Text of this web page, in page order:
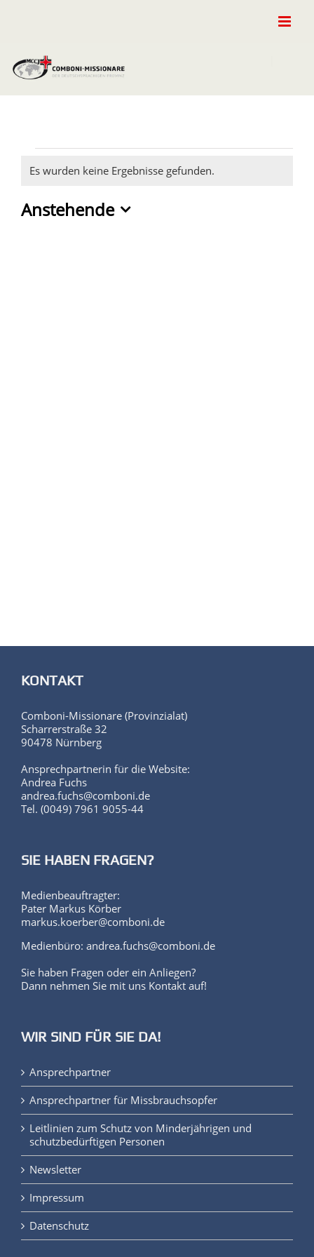
Veranstaltungen
Hinweis
Es wurden keine Ergebnisse gefunden.
Anstehende
KONTAKT
Comboni-Missionare (Provinzialat)
Scharrerstraße 32
90478 Nürnberg
Ansprechpartnerin für die Website:
Andrea Fuchs
andrea.fuchs@comboni.de
Tel. (0049) 7961 9055-44
SIE HABEN FRAGEN?
Medienbeauftragter:
Pater Markus Körber
markus.koerber@comboni.de
Medienbüro: andrea.fuchs@comboni.de
Sie haben Fragen oder ein Anliegen?
Dann nehmen Sie mit uns Kontakt auf!
WIR SIND FÜR SIE DA!
Ansprechpartner
Ansprechpartner für Missbrauchsopfer
Leitlinien zum Schutz von Minderjährigen und
schutzbedürftigen Personen
Newsletter
Impressum
Datenschutz